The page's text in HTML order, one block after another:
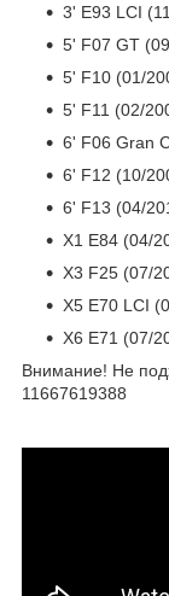
3' E93 LCI
5' F07 GT
5' F10 (01/
5' F11 (02/
6' F06 Gran
6' F12 (10/
6' F13 (04/
X1 E84 (04/
X3 F25 (07/
X5 E70 LCI
X6 E71 (07/
Внимание! Не
11667619388